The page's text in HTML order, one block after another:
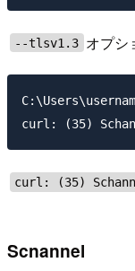
--tlsv1.3 オプシ
curl: (35)
Scnannel